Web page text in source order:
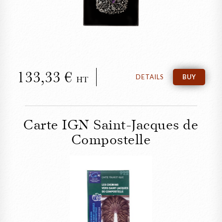
133,33 HT DETAILS BUY
Silver Brooch
Carte IGN Saint-Jacques de
Compostelle
CLOSE
Carte IGN Saint-Jacques